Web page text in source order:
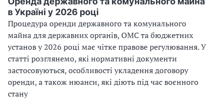
в Україні у 2026 році
Процедура оренди державного та комунального
майна для державних органів, ОМС та бюджетних
установ у 2026 році має чітке правове регулювання. У
статті розглянемо, які нормативні документи
застосовуються, особливості укладення договору
оренди, а також нюанси, які діють під час воєнного
стану